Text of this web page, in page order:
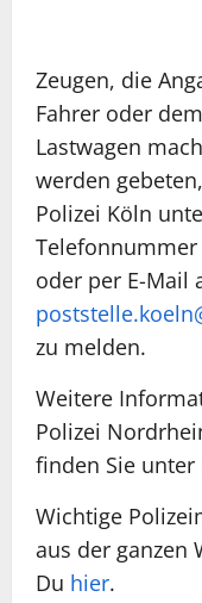
Zeugen, die
Fahrer oder
Lastwagen
werden
Polizei Köln
Telefonnummer
oder per E-Mail
zu melden.
Weitere
Polizei
finden Sie unter
Wichtige
aus der ganzen
Du hier.